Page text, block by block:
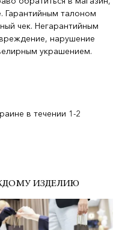
Гарантийным талоном
чек. Негарантийным
нарушение
украшением.
в течении 1-2
ИЗДЕЛИЮ